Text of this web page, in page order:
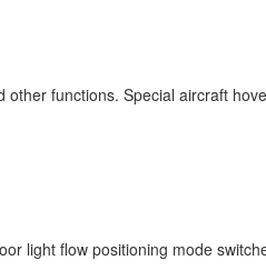
functions. Special aircraft
light flow positioning mode